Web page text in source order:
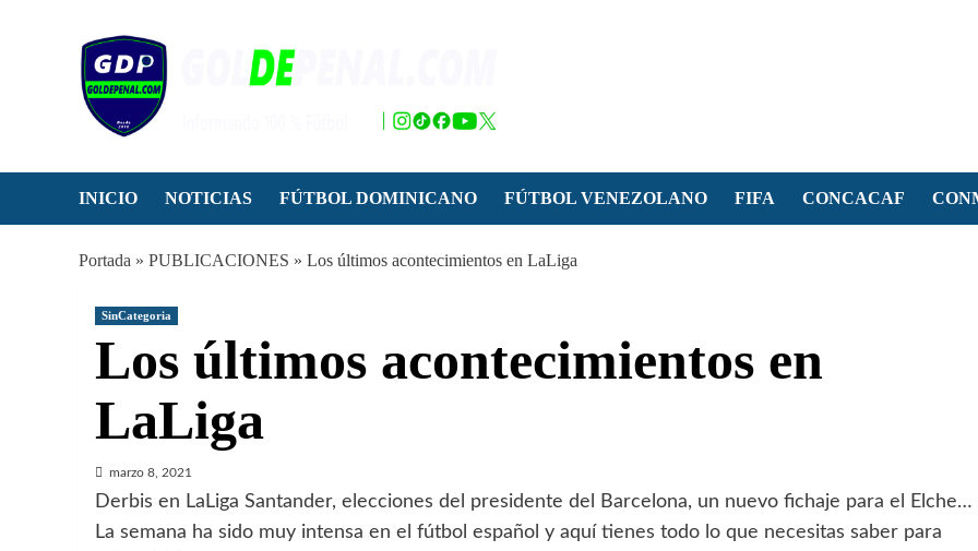
INICIO NOTICIAS FÚTBOL DOMINICANO FÚTBOL VENEZOLANO FIFA CONCACAF
Portada » PUBLICACIONES » Los últimos acontecimientos en LaLiga
SinCategoria
Los últimos acontecimientos en
LaLiga
marzo 8, 2021
Derbis en LaLiga Santander, elecciones del presidente del Barcelona, un nuevo fichaje para el Elche…
La semana ha sido muy intensa en el fútbol español y aquí tienes todo lo que necesitas saber para